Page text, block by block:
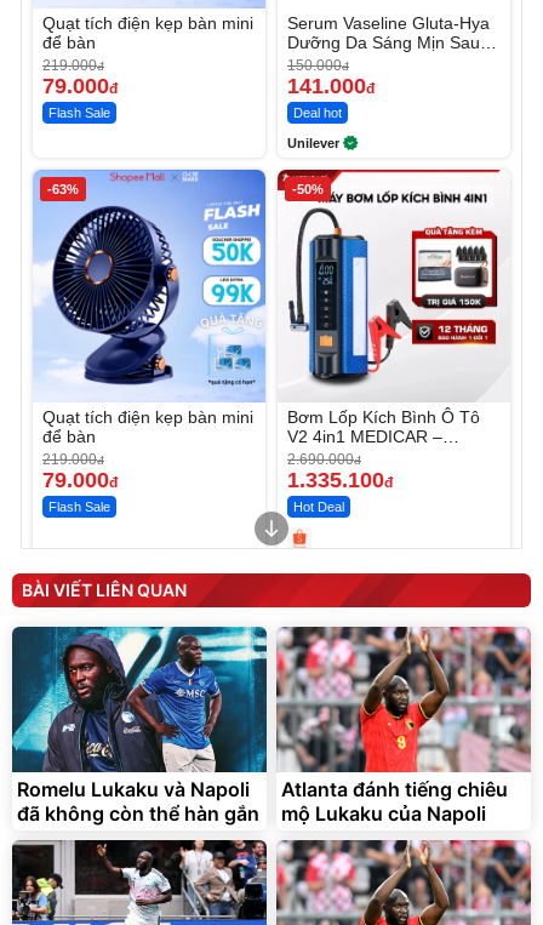
Quạt tích điện kẹp bàn mini
để bàn
219.000đ
79.000đ
Flash Sale
Serum Vaseline Gluta-Hya
Dưỡng Da Sáng Mịn Sau 7
Ngày
150.000đ
141.000đ
Deal hot
Unilever
-63%
Quạt tích điện kẹp bàn mini
để bàn
219.000đ
79.000đ
Flash Sale
-50%
Bơm Lốp Kích Bình Ô Tô
V2 4in1 MEDICAR –
12.000mAh
2.690.000đ
1.335.100đ
Hot Deal
Máy ép chậm trái cây
Elmich JEE 1855OL
3.000.000đ
2.143.650 đ
Flash Sale
Máy rửa xe cầm tay xịt rửa
cao áp có tạo bọt tuyết
399.000đ
Đã bán nhiều
BÀI VIẾT LIÊN QUAN
Romelu Lukaku và Napoli
đã không còn thể hàn gắn
Atlanta đánh tiếng chiêu
mộ Lukaku của Napoli